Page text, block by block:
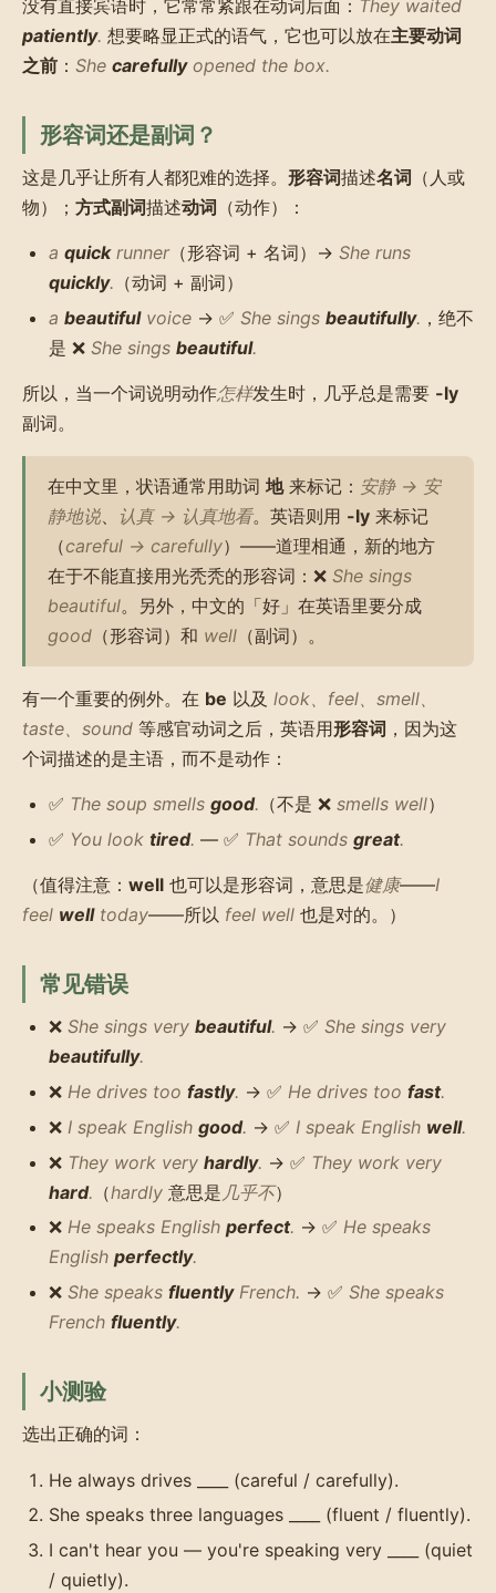
没有直接宾语时，它常常紧跟在动词后面： They waited
patiently. 想要略显正式的语气，它也可以放在主要动词
之前 ： She carefullyopened the box.
形容词还是副词？
这是几乎让所有人都犯难的选择。 形容词描述名词 （人或
物）； 方式副词描述动词 （动作）：
a quickrunner（形容词 + 名词）→ She runs
quickly. （动词 + 副词）
a beautifulvoice → ✅ She sings beautifully. ，绝不
是 ❌ She sings beautiful.
所以，当一个词说明动作怎样发生时，几乎总是需要 -ly
副词。
在中文里，状语通常用助词 地来标记： 安静 → 安
静地说、 认真 → 认真地看。英语则用 -ly 来标记
（careful → carefully）——道理相通，新的地方
在于不能直接用光秃秃的形容词：❌ She sings
beautiful。另外，中文的「好」在英语里要分成
good （形容词）和 well （副词）。
有一个重要的例外。在 be 以及 look、feel、smell、
taste、sound 等感官动词之后，英语用形容词 ，因为这
个词描述的是主语，而不是动作：
✅ The soup smells good. （不是 ❌ smells well）
✅ You look tired. — ✅ That sounds great.
（值得注意： well 也可以是形容词，意思是健康——I
feel welltoday——所以 feel well 也是对的。）
常见错误
❌ She sings very beautiful. → ✅ She sings very
beautifully.
❌ He drives too fastly. → ✅ He drives too fast.
❌ I speak English good. → ✅ I speak English well.
❌ They work very hardly. → ✅ They work very
hard. （hardly 意思是 几乎不）
❌ He speaks English perfect. → ✅ He speaks
English perfectly.
❌ She speaks fluentlyFrench. → ✅ She speaks
French fluently.
小测验
选出正确的词：
He always drives ____ (careful / carefully).
She speaks three languages ____ (fluent / fluently).
I can't hear you — you're speaking very ____ (quiet
/ quietly).